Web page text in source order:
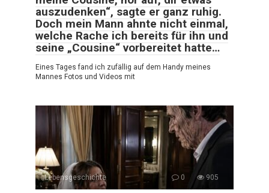
auszudenken“, sagte er ganz ruhig.
Doch mein Mann ahnte nicht einmal,
welche Rache ich bereits für ihn und
seine „Cousine“ vorbereitet hatte…
Eines Tages fand ich zufällig auf dem Handy meines
Mannes Fotos und Videos mit
Lebensgeschichte 0 905